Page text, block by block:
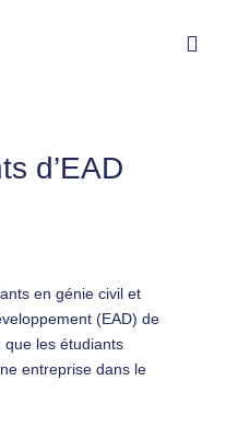
d’EAD
en génie civil et
(EAD) de
que les étudiants
entreprise dans le